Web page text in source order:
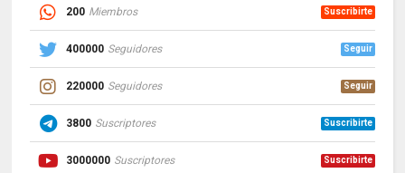
200 Miembros Suscribirte
400000 Seguidores Seguir
220000 Seguidores Seguir
3800 Suscriptores Suscribirte
3000000 Suscriptores Suscribirte